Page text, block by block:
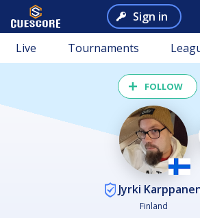
Sign in
Live Tournaments
FOLLOW
Jyrki
Finland